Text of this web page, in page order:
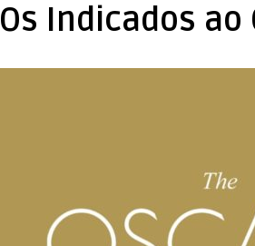
Os Indicados ao